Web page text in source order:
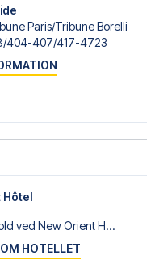
Paris/​Tribune Borelli
​404-407/​417-4723
Hôtel
ved New Orient H...
HOTELLET